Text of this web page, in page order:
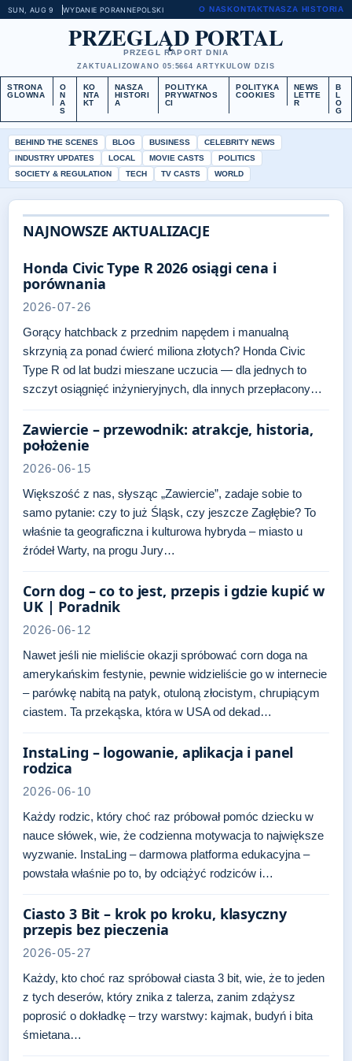
SUN, AUG 9 WYDANIE PORANNEPOLSKI O NASKONTAKTNASZA HISTORIA
PRZEGLĄD PORTAL
PRZEGL RAPORT DNIA
ZAKTUALIZOWANO 05:5664 ARTYKULOW DZIS
STRONA
GLOWNA
O
N
A
S
KO
NTA
KT
NASZA
HISTORI
A
POLITYKA
PRYWATNOS
CI
POLITYKA
COOKIES
NEWS
LETTE
R
B
L
O
G
BEHIND THE SCENES BLOG BUSINESS
CELEBRITY NEWS
INDUSTRY UPDATES
LOCAL MOVIE CASTS
POLITICS
SOCIETY & REGULATION
TECH TV CASTS WORLD
NAJNOWSZE AKTUALIZACJE
Honda Civic Type R 2026 osiągi cena i
porównania
2026-07-26
Gorący hatchback z przednim napędem i manualną
skrzynią za ponad ćwierć miliona złotych? Honda Civic
Type R od lat budzi mieszane uczucia — dla jednych to
szczyt osiągnięć inżynieryjnych, dla innych przepłacony…
Zawiercie – przewodnik: atrakcje, historia,
położenie
2026-06-15
Większość z nas, słysząc „Zawiercie”, zadaje sobie to
samo pytanie: czy to już Śląsk, czy jeszcze Zagłębie? To
właśnie ta geograficzna i kulturowa hybryda – miasto u
źródeł Warty, na progu Jury…
Corn dog – co to jest, przepis i gdzie kupić w
UK | Poradnik
2026-06-12
Nawet jeśli nie mieliście okazji spróbować corn doga na
amerykańskim festynie, pewnie widzieliście go w internecie
– parówkę nabitą na patyk, otuloną złocistym, chrupiącym
ciastem. Ta przekąska, która w USA od dekad…
InstaLing – logowanie, aplikacja i panel
rodzica
2026-06-10
Każdy rodzic, który choć raz próbował pomóc dziecku w
nauce słówek, wie, że codzienna motywacja to największe
wyzwanie. InstaLing – darmowa platforma edukacyjna –
powstała właśnie po to, by odciążyć rodziców i…
Ciasto 3 Bit – krok po kroku, klasyczny
przepis bez pieczenia
2026-05-27
Każdy, kto choć raz spróbował ciasta 3 bit, wie, że to jeden
z tych deserów, który znika z talerza, zanim zdążysz
poprosić o dokładkę – trzy warstwy: kajmak, budyń i bita
śmietana…